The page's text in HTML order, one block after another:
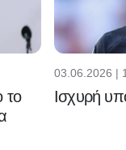
το
03.06.2026 |
Ισχυρή